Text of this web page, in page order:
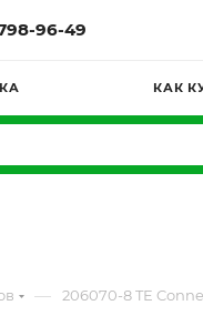
96-49
КАК
— 206070-8 TE